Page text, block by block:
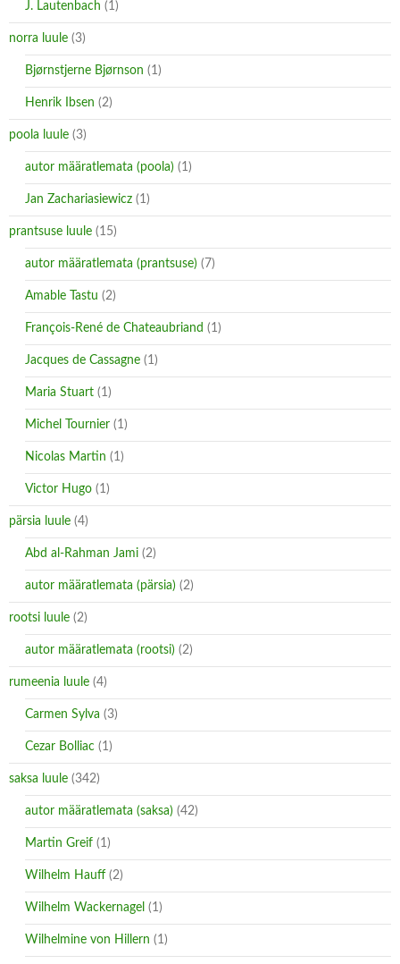
J. Lautenbach (1)
norra luule (3)
Bjørnstjerne Bjørnson (1)
Henrik Ibsen (2)
poola luule (3)
autor määratlemata (poola) (1)
Jan Zachariasiewicz (1)
prantsuse luule (15)
autor määratlemata (prantsuse) (7)
Amable Tastu (2)
François-René de Chateaubriand (1)
Jacques de Cassagne (1)
Maria Stuart (1)
Michel Tournier (1)
Nicolas Martin (1)
Victor Hugo (1)
pärsia luule (4)
Abd al-Rahman Jami (2)
autor määratlemata (pärsia) (2)
rootsi luule (2)
autor määratlemata (rootsi) (2)
rumeenia luule (4)
Carmen Sylva (3)
Cezar Bolliac (1)
saksa luule (342)
autor määratlemata (saksa) (42)
Martin Greif (1)
Wilhelm Hauff(2)
Wilhelm Wackernagel (1)
Wilhelmine von Hillern (1)